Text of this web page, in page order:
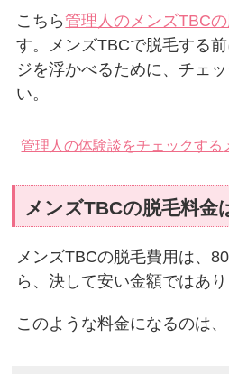
こちら管理人のメンズTBC
す。メンズTBCで脱毛する
ジを浮かべるために、チェ
い。
管理人の体験談をチェックする
メンズTBCの脱毛料金
メンズTBCの脱毛費用は、
ら、決して安い金額ではあり
このような料金になるのは、